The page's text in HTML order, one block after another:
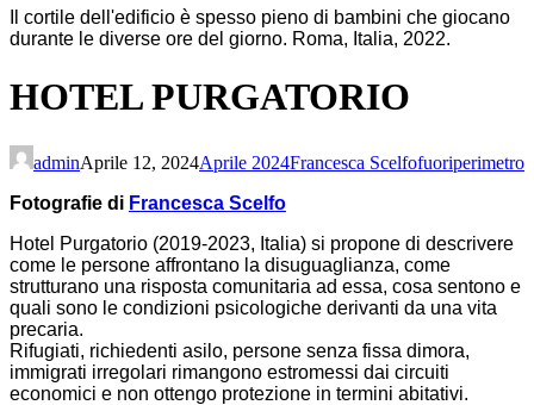
Il cortile dell'edificio è spesso pieno di bambini che giocano
durante le diverse ore del giorno. Roma, Italia, 2022.
HOTEL PURGATORIO
adminAprile 12, 2024Aprile 2024Francesca Scelfofuoriperimetro
Fotografie di Francesca Scelfo
Hotel Purgatorio (2019-2023, Italia) si propone di descrivere
come le persone affrontano la disuguaglianza, come
strutturano una risposta comunitaria ad essa, cosa sentono e
quali sono le condizioni psicologiche derivanti da una vita
precaria.
Rifugiati, richiedenti asilo, persone senza fissa dimora,
immigrati irregolari rimangono estromessi dai circuiti
economici e non ottengo protezione in termini abitativi.